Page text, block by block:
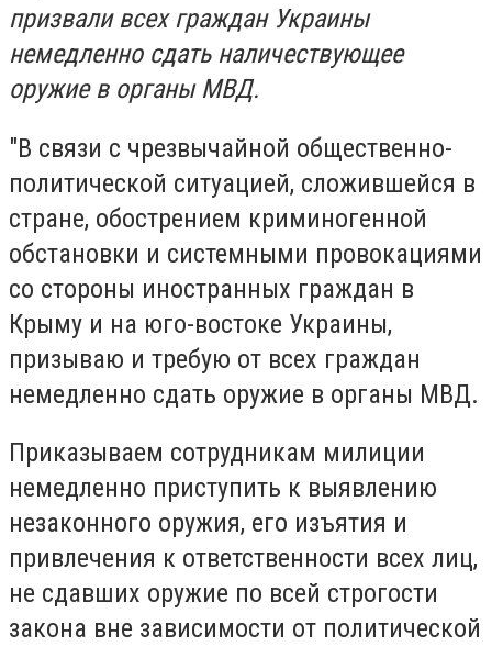
призвали всех граждан Украины
немедленно сдать наличествующее
оружие в органы МВД.
"В связи с чрезвычайной общественно-
политической ситуацией, сложившейся в
стране, обострением криминогенной
обстановки и системными провокациями
со стороны иностранных граждан в
Крыму и на юго-востоке Украины,
призываю и требую от всех граждан
немедленно сдать оружие в органы МВД.
Приказываем сотрудникам милиции
немедленно приступить к выявлению
незаконного оружия, его изъятия и
привлечения к ответственности всех лиц,
не сдавших оружие по всей строгости
закона вне зависимости от политической